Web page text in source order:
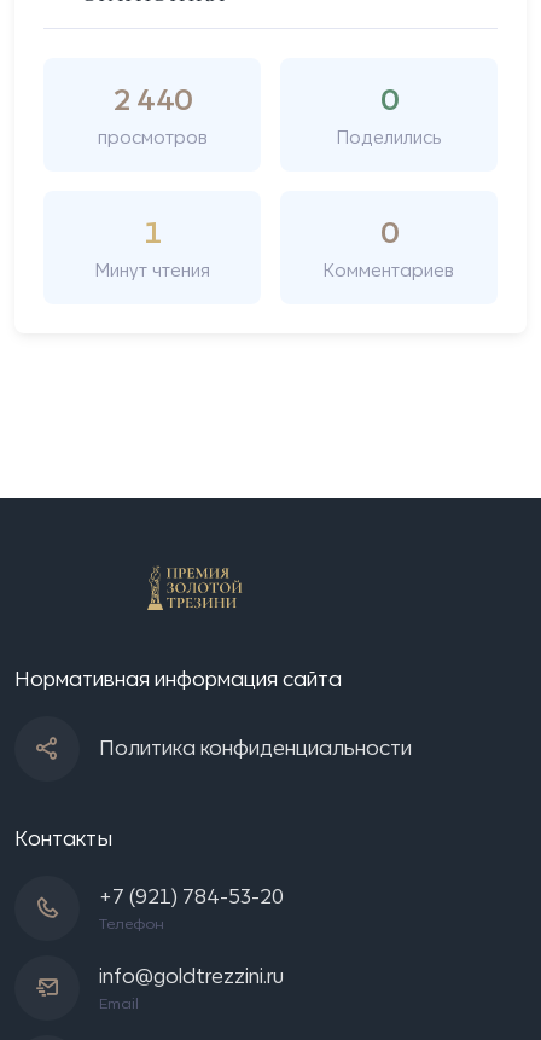
2 440
просмотров
0
Поделились
1
Минут чтения
0
Комментариев
Нормативная информация сайта
Политика конфиденциальности
Контакты
+7 (921) 784-53-20
Телефон
info@goldtrezzini.ru
Email